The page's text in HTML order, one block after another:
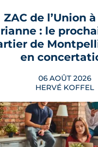
ZAC de l’Union
: le
de
en
06 AOÛT 2026
HERVÉ KOFFEL